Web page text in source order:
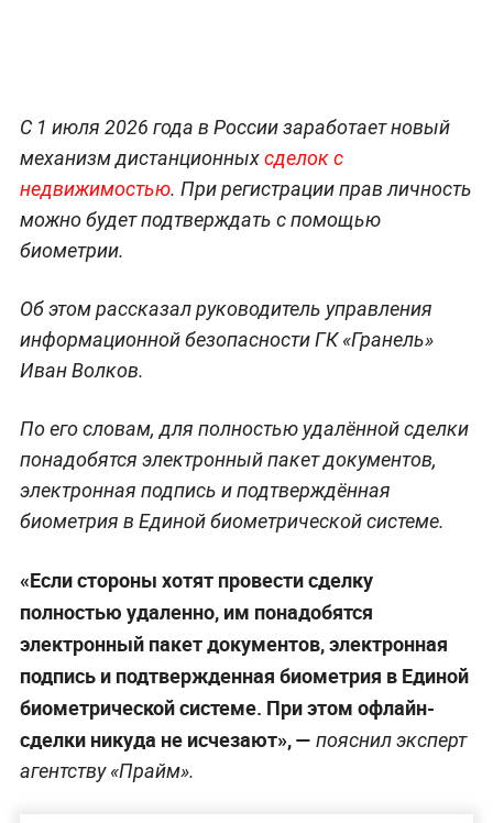
С 1 июля 2026 года в России заработает новый
механизм дистанционныхсделок с
недвижимостью. При регистрации прав личность
можно будет подтверждать с помощью
биометрии.
Об этом рассказал руководитель управления
информационной безопасности ГК «Гранель»
Иван Волков.
По его словам, для полностью удалённой сделки
понадобятся электронный пакет документов,
электронная подпись и подтверждённая
биометрия в Единой биометрической системе.
«Если стороны хотят провести сделку
полностью удаленно, им понадобятся
электронный пакет документов, электронная
подпись и подтвержденная биометрия в Единой
биометрической системе. При этом офлайн-
сделки никуда не исчезают», — пояснил эксперт
агентству «Прайм».